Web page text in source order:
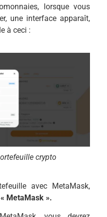
lorsque vous
une interface apparaît,
à ceci :
crypto
avec MetaMask,
« MetaMask ».